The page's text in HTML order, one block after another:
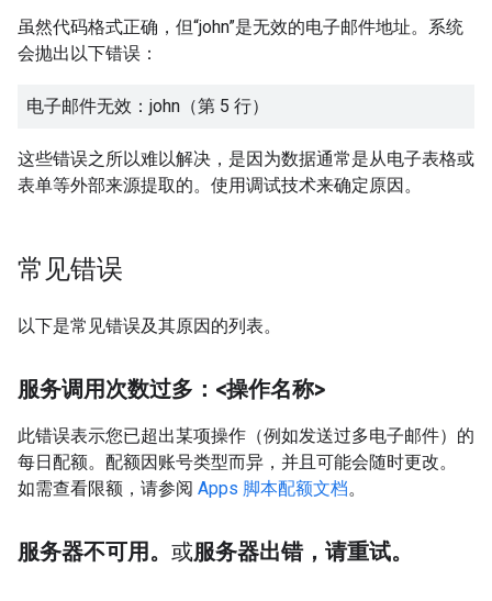
虽然代码格式正确，但“john”是无效的电子邮件地址。系统
会抛出以下错误：
电子邮件无效：john（第 5 行）
这些错误之所以难以解决，是因为数据通常是从电子表格或
表单等外部来源提取的。使用调试技术来确定原因。
常见错误
以下是常见错误及其原因的列表。
服务调用次数过多：<操作名称>
此错误表示您已超出某项操作（例如发送过多电子邮件）的
每日配额。配额因账号类型而异，并且可能会随时更改。
如需查看限额，请参阅 Apps 脚本配额文档。
服务器不可用。 或服务器出错，请重试。